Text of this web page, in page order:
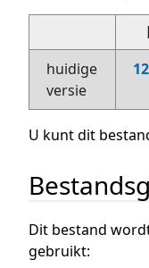
huidige
versie
U kunt dit
Dit bestand
gebruikt: